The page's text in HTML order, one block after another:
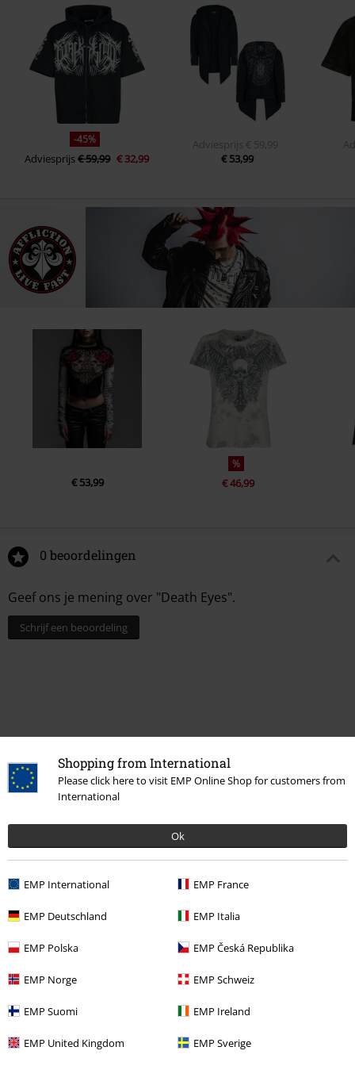
Shopping from International
Please click here to visit EMP Online Shop for customers from
International
Ok
EMP International EMP France
EMP Deutschland EMP Italia
EMP Polska EMP Česká Republika
EMP Norge EMP Schweiz
EMP Suomi EMP Ireland
EMP United Kingdom EMP Sverige
-45%
Adviesprijs€ 59,99 € 32,99
Adviesprijs
€ 59,99
€ 53,99
€ 53,99
%
€ 46,99
0 beoordelingen
Geef ons je mening over "Death Eyes".
Schrijf een beoordeling
Laatst bezocht
€ 80,99